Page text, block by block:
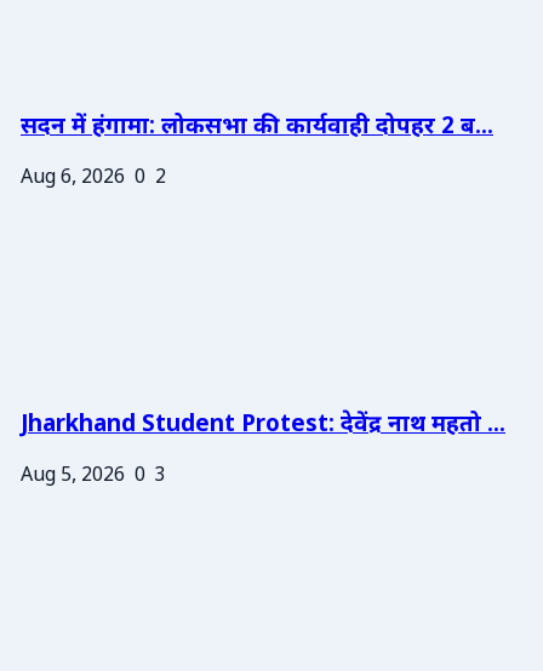
सदन में हंगामा: लोकसभा की कार्यवाही दोपहर 2 ब...
Aug 6, 2026 0 2
Jharkhand Student Protest: देवेंद्र नाथ महतो ...
Aug 5, 2026 0 3